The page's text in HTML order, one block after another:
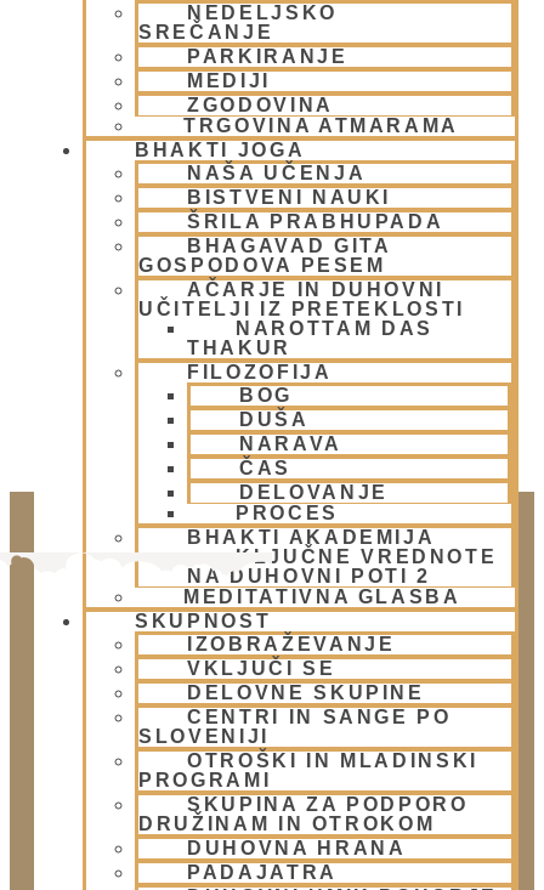
NEDELJSKO
SREČANJE
PARKIRANJE
MEDIJI
ZGODOVINA
TRGOVINA ATMARAMA
BHAKTI JOGA
NAŠA UČENJA
BISTVENI NAUKI
ŠRILA PRABHUPADA
BHAGAVAD GITA
GOSPODOVA PESEM
AČARJE IN DUHOVNI
UČITELJI IZ PRETEKLOSTI
NAROTTAM DAS
THAKUR
FILOZOFIJA
BOG
DUŠA
NARAVA
ČAS
DELOVANJE
PROCES
BHAKTI AKADEMIJA
KLJUČNE VREDNOTE
NA DUHOVNI POTI 2
MEDITATIVNA GLASBA
SKUPNOST
IZOBRAŽEVANJE
VKLJUČI SE
DELOVNE SKUPINE
CENTRI IN SANGE PO
SLOVENIJI
OTROŠKI IN MLADINSKI
PROGRAMI
SKUPINA ZA PODPORO
DRUŽINAM IN OTROKOM
DUHOVNA HRANA
PADAJATRA
Kirtan
Delavnica
Padajatra 2026
Klikni gumb spodaj.
Doniraj
Obišči nas